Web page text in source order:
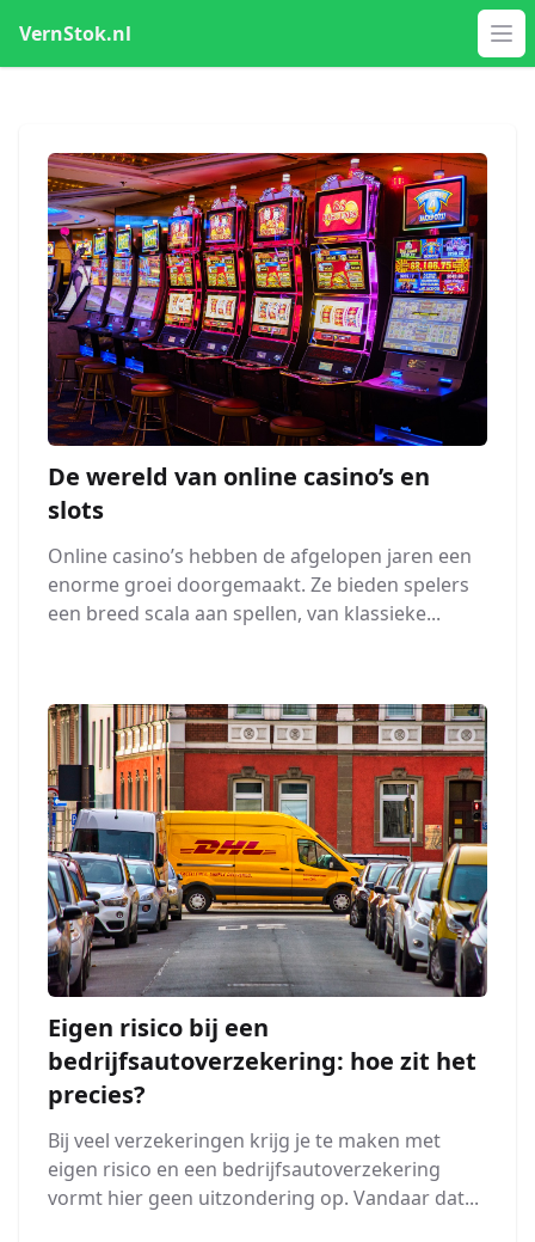
VernStok.nl
De wereld van online casino’s en
slots
Online casino’s hebben de afgelopen jaren een
enorme groei doorgemaakt. Ze bieden spelers
een breed scala aan spellen, van klassieke...
Eigen risico bij een
bedrijfsautoverzekering: hoe zit het
precies?
Bij veel verzekeringen krijg je te maken met
eigen risico en een bedrijfsautoverzekering
vormt hier geen uitzondering op. Vandaar dat...